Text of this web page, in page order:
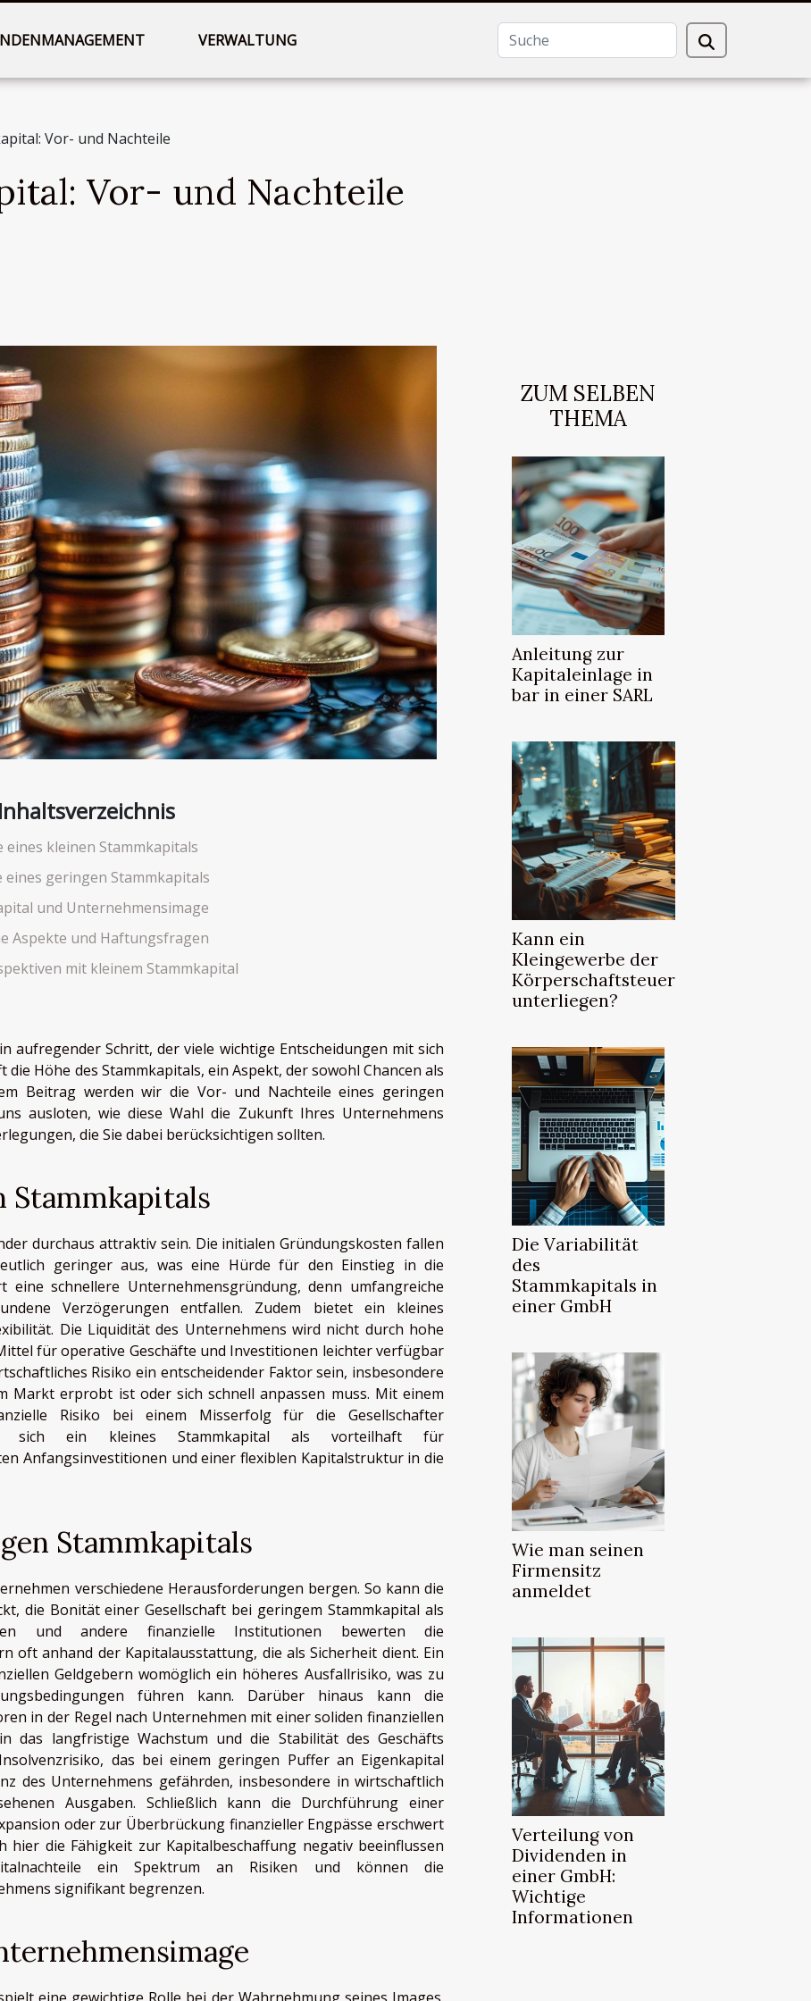
VERWALTUNG
Vor- und Nachteile
Vor- und Nachteile
Inhaltsverzeichnis
eines kleinen Stammkapitals
eines geringen Stammkapitals
und Unternehmensimage
Aspekte und Haftungsfragen
mit kleinem Stammkapital
aufregender Schritt, der viele wichtige Entscheidungen mit sich
Höhe des Stammkapitals, ein Aspekt, der sowohl Chancen als
Beitrag werden wir die Vor- und Nachteile eines geringen
ausloten, wie diese Wahl die Zukunft Ihres Unternehmens
die Sie dabei berücksichtigen sollten.
Stammkapitals
durchaus attraktiv sein. Die initialen Gründungskosten fallen
geringer aus, was eine Hürde für den Einstieg in die
eine schnellere Unternehmensgründung, denn umfangreiche
Verzögerungen entfallen. Zudem bietet ein kleines
Die Liquidität des Unternehmens wird nicht durch hohe
für operative Geschäfte und Investitionen leichter verfügbar
Risiko ein entscheidender Faktor sein, insbesondere
Markt erprobt ist oder sich schnell anpassen muss. Mit einem
Risiko bei einem Misserfolg für die Gesellschafter
sich ein kleines Stammkapital als vorteilhaft für
Anfangsinvestitionen und einer flexiblen Kapitalstruktur in die
Stammkapitals
verschiedene Herausforderungen bergen. So kann die
die Bonität einer Gesellschaft bei geringem Stammkapital als
und andere finanzielle Institutionen bewerten die
oft anhand der Kapitalausstattung, die als Sicherheit dient. Ein
Geldgebern womöglich ein höheres Ausfallrisiko, was zu
führen kann. Darüber hinaus kann die
in der Regel nach Unternehmen mit einer soliden finanziellen
das langfristige Wachstum und die Stabilität des Geschäfts
das bei einem geringen Puffer an Eigenkapital
des Unternehmens gefährden, insbesondere in wirtschaftlich
Ausgaben. Schließlich kann die Durchführung einer
oder zur Überbrückung finanzieller Engpässe erschwert
hier die Fähigkeit zur Kapitalbeschaffung negativ beeinflussen
ein Spektrum an Risiken und können die
signifikant begrenzen.
ZUM SELBEN
THEMA
Anleitung zur
Kapitaleinlage in
bar in einer SARL
Kann ein
Kleingewerbe der
Körperschaftsteuer
unterliegen?
Die Variabilität
des
Stammkapitals in
einer GmbH
Wie man seinen
Firmensitz
anmeldet
Verteilung von
Dividenden in
einer GmbH:
Wichtige
Informationen